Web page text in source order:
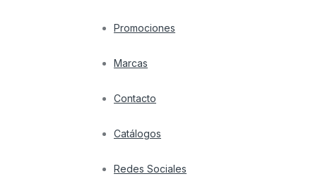
Promociones
Marcas
Contacto
Catálogos
Redes Sociales